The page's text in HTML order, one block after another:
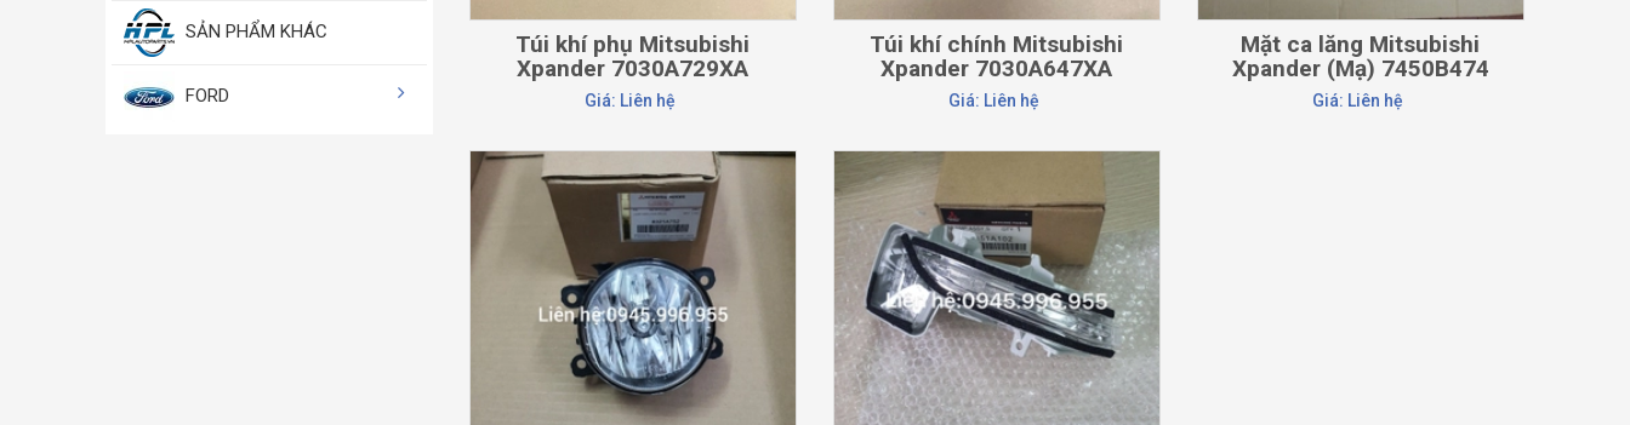
Túi khí phụ Mitsubishi
Xpander 7030A729XA
Giá: Liên hệ
Túi khí chính Mitsubishi
Xpander 7030A647XA
Giá: Liên hệ
Mặt ca lăng Mitsubishi
Xpander (Mạ) 7450B474
Giá: Liên hệ
CHI TIẾT CHI TIẾT
SẢN PHẨM KHÁC
FORD